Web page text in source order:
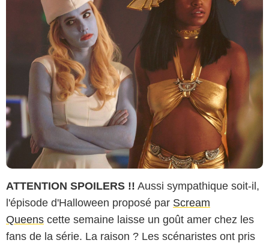
ATTENTION SPOILERS !! Aussi sympathique soit-il,
l'épisode d'Halloween proposé par Scream
Queens cette semaine laisse un goût amer chez les
fans de la série. La raison ? Les scénaristes ont pris